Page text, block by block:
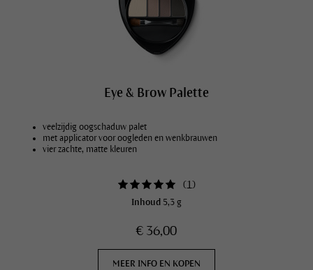
Eye & Brow Palette
veelzijdig oogschaduw palet
met applicator voor oogleden en wenkbrauwen
vier zachte, matte kleuren
(1)
Inhoud 5,3 g
€ 36,00
MEER INFO EN KOPEN